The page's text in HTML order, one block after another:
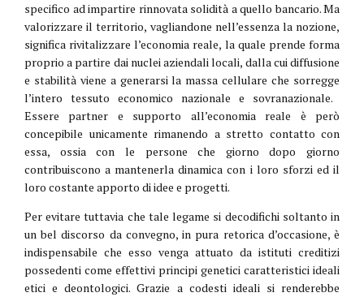
specifico ad impartire rinnovata solidità a quello bancario. Ma
valorizzare il territorio, vagliandone nell’essenza la nozione,
significa rivitalizzare l’economia reale, la quale prende forma
proprio a partire dai nuclei aziendali locali, dalla cui diffusione
e stabilità viene a generarsi la massa cellulare che sorregge
l’intero tessuto economico nazionale e sovranazionale.
Essere partner e supporto all’economia reale è però
concepibile unicamente rimanendo a stretto contatto con
essa, ossia con le persone che giorno dopo giorno
contribuiscono a mantenerla dinamica con i loro sforzi ed il
loro costante apporto di idee e progetti.
Per evitare tuttavia che tale legame si decodifichi soltanto in
un bel discorso da convegno, in pura retorica d’occasione, è
indispensabile che esso venga attuato da istituti creditizi
possedenti come effettivi principi genetici caratteristici ideali
etici e deontologici. Grazie a codesti ideali si renderebbe